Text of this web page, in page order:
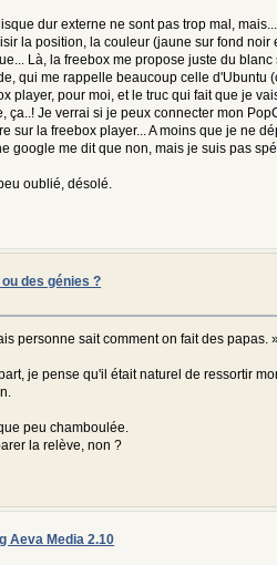
adding support for [center], [li], [td]
=> '\'', '&quot;' => '>">',
(int) $aeva_timer : 0) -
&&
=> false),
url]~',
dur externe ne sont pas trop mal,
la position, la couleur (jaune sur fond
Là, la freebox me propose juste du
qui me rappelle beaucoup celle d'Ubuntu
player, pour moi, et le truc qui fait que je
ça..! Je verrai si je peux connecter mon
sur la freebox player... A moins que je ne
google me dit que non, mais je suis pas
oublié, désolé.
des génies ?
personne sait comment on fait des
je pense qu'il était naturel de ressortir
peu chamboulée.
la relève, non ?
Aeva Media 2.10